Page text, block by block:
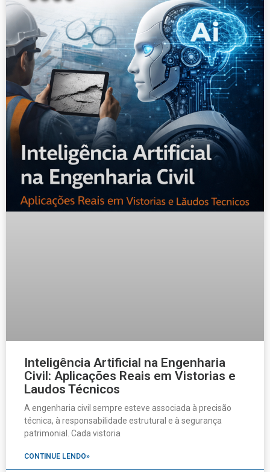
Inteligência Artificial na Engenharia
Civil: Aplicações Reais em Vistorias e
Laudos Técnicos
A engenharia civil sempre esteve associada à precisão
técnica, à responsabilidade estrutural e à segurança
patrimonial. Cada vistoria
CONTINUE LENDO»